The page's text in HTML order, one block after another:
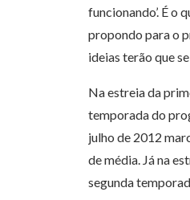
funcionando’. É o
propondo para o
ideias terão que
Na estreia da
temporada do
julho de 2012
de média. Já na
segunda